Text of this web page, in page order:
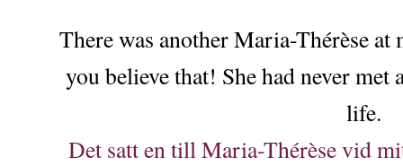
There was another Maria-Thérèse
you believe that! She had never
life.
Det satt en till Maria-Thérèse vid